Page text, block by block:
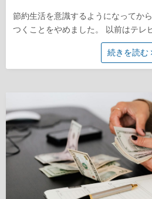
節約生活を意識するようになってか
つくことをやめました。 以前はテレ
続きを読む